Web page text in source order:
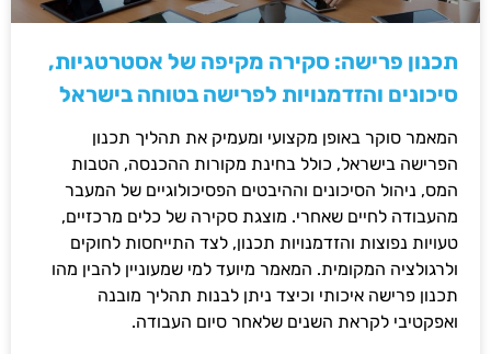
תכנון פרישה: סקירה מקיפה של אסטרטגיות,
סיכונים והזדמנויות לפרישה בטוחה בישראל
המאמר סוקר באופן מקצועי ומעמיק את תהליך תכנון
הפרישה בישראל, כולל בחינת מקורות ההכנסה, הטבות
המס, ניהול הסיכונים וההיבטים הפסיכולוגיים של המעבר
מהעבודה לחיים שאחרי. מוצגת סקירה של כלים מרכזיים,
טעויות נפוצות והזדמנויות תכנון, לצד התייחסות לחוקים
ולרגולציה המקומית. המאמר מיועד למי שמעוניין להבין מהו
תכנון פרישה איכותי וכיצד ניתן לבנות תהליך מובנה
ואפקטיבי לקראת השנים שלאחר סיום העבודה.